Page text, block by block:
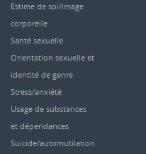
Estime de soi/image
corporelle
Santé sexuelle
Orientation sexuelle et
identité de genre
Stress/anxiété
Usage de substances
et dépendances
Suicide/automutilation